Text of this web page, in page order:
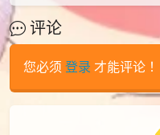
评论
您必须 登录 才能评论！